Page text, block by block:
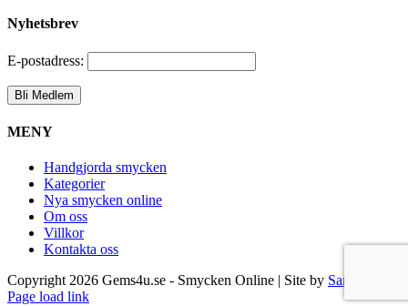
Nyhetsbrev
E-postadress:
MENY
Handgjorda smycken
Kategorier
Nya smycken online
Om oss
Villkor
Kontakta oss
Copyright 2026 Gems4u.se - Smycken Online | Site by Samsara
Page load link